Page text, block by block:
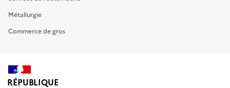
Métallurgie
Commerce de gros
RÉPUBLIQUE